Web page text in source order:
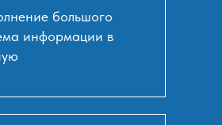
большого
информации в